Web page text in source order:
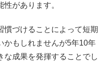
があります。
慣づけることによって短期
かもしれませんが5年10年
な成果を発揮することでし